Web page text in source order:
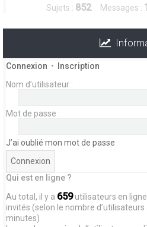
Sujets : 852Messages :
Connexion •
Inscription
Nom d’utilisateur :
Mot de passe :
J’ai oublié mon mot de passe
Qui est en ligne ?
Au total, il y a 659utilisateurs en
invités (selon le nombre
minutes)